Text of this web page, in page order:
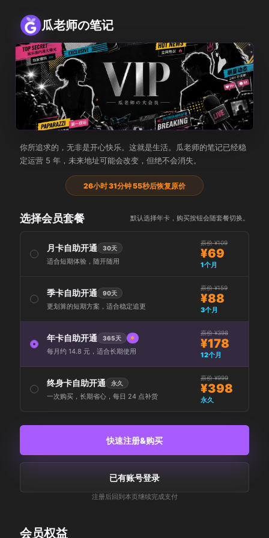
瓜老师の笔记
你所追求的，无非是开心快乐。这就是生活。瓜老师的笔记已经稳
定运营 5 年，未来地址可能会改变，但绝不会消失。
26小时 31分钟 55秒后恢复原价
选择会员套餐 默认选择年卡，购买按钮会随套餐切换。
月卡自助开通 30天
适合短期体验，随开随用
原价 ¥109
¥69
1个月
季卡自助开通 90天
更划算的短期方案，适合稳定追更
原价 ¥159
¥88
3个月
年卡自助开通 365天
每月约 14.8 元，适合长期使用
原价 ¥398
¥178
12个月
终身卡自助开通 永久
一次购买，长期省心，每日 24 点补货
原价 ¥999
¥398
永久
快速注册&购买
已有账号登录
注册后回到本页继续完成支付
会员权益